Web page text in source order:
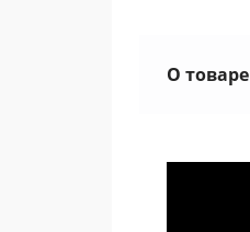
О товаре